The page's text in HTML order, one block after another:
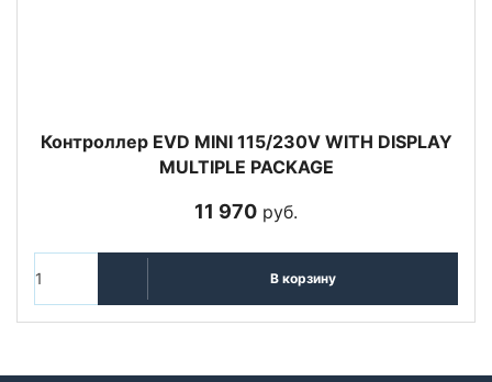
Контроллер EVD MINI 115/230V WITH DISPLAY
MULTIPLE PACKAGE
11 970 руб.
В корзину